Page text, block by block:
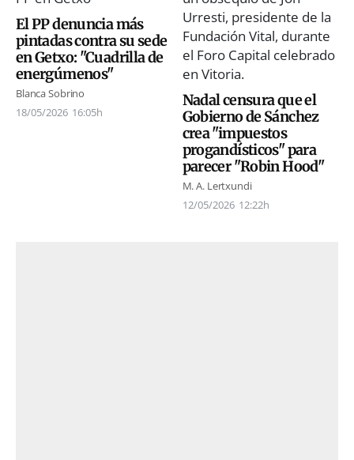
El PP denuncia más
pintadas contra su sede
en Getxo: "Cuadrilla de
energúmenos"
Blanca Sobrino
18/05/2026 16:05h
Nadal censura que el
Gobierno de Sánchez
crea "impuestos
progandísticos" para
parecer "Robin Hood"
M. A. Lertxundi
12/05/2026 12:22h